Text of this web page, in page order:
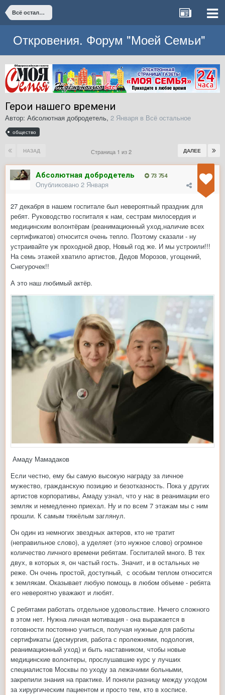
Всё остальное
Откровения. Форум "Моей Семьи"
Герои нашего времени
Автор: Абсолютная добродетель, 2 Января в Всё остальное
общество
НАЗАД ДАЛЕЕ
Страница 1 из 2
Абсолютная добродетель 73 754
Опубликовано 2 Января
27 декабря в нашем госпитале был невероятный праздник для
ребят. Руководство госпиталя к нам, сестрам милосердия и
медицинским волонтёрам (реанимационный уход,наличие всех
сертификатов) относится очень тепло. Поэтому сказали - ну
устраивайте уж проходной двор, Новый год же. И мы устроили!!!
На семь этажей хватило артистов, Дедов Морозов, угощений,
Снегурочек!!
А это наш любимый актёр.
Амаду Мамадаков
Если честно, ему бы самую высокую награду за личное
мужество, гражданскую позицию и безотказность. Пока у других
артистов корпоративы, Амаду узнал, что у нас в реанимации его
земляк и немедленно приехал. Ну и по всем 7 этажам мы с ним
прошли. К самым тяжёлым заглянул.
Он один из немногих звездных актеров, кто не тратит
(неправильное слово), а уделяет (это нужное слово) огромное
количество личного времени ребятам. Госпиталей много. В тех
двух, в которых я, он частый гость. Значит, и в остальных не
реже. Он очень простой, доступный, с особым теплом относится
к землякам. Оказывает любую помощь в любом объеме - ребята
его невероятно уважают и любят.
С ребятами работать отдельное удовольствие. Ничего сложного
в этом нет. Нужна личная мотивация - она выражается в
готовности постоянно учиться, получая нужные для работы
сертификаты (десмургия, работа с пролежнями, подология,
реанимационный уход) и быть наставником, чтобы новые
медицинские волонтеры, прослушавшие курс у лучших
специалистов Москвы по уходу за лежачими больными,
закрепили знания на практике. И поняли разницу между уходом
за хирургическим пациентом и просто тем, кто в хосписе.